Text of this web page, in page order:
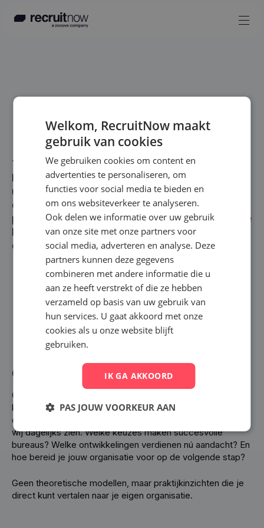
Producten
Partners
Events
Kennisbank
Over ons
Contact
Plan een demo
Plan een demo
Support
Tijdens deze exclusieve Executive Roundtable
brengen we een select gezelschap van beslissers
uit de flexbranche samen. Op basis van inzichten uit
onze klantenbase, marktontwikkelingen en
praktijkervaringen bespreken we welke strategische
keuzes succesvolle bureaus vandaag maken om
ook in 2026 voorop te blijven lopen.
Meld je aan
Meld je aan
Onderbouwde inzichten, geen loze theorie
Op basis van geanonimiseerde inzichten uit onze
klantenbase, gesprekken met de markt en actuele
ontwikkelingen in de flexbranche delen we de trends die
wij dagelijks zien. Welke keuzes maken succesvolle
bureaus? Welke ontwikkelingen verdienen nú aandacht? En
hoe bereid je jouw organisatie voor op de volgende stap?
Geen theoretische modellen, maar praktijkinzichten die je
direct kunt vertalen naar je eigen organisatie.
Welkom, RecruitNow maakt
gebruik van cookies
We gebruiken cookies om content en
advertenties te personaliseren, om
functies voor social media te bieden en
om ons websiteverkeer te analyseren.
Ook delen we informatie over uw gebruik
van onze site met onze partners voor
social media, adverteren en analyse. Deze
partners kunnen deze gegevens
combineren met andere informatie die u
aan ze heeft verstrekt of die ze hebben
verzameld op basis van uw gebruik van
hun services. U gaat akkoord met onze
cookies als u onze website blijft
gebruiken.
IK GA AKKOORD
PAS JOUW VOORKEUR AAN